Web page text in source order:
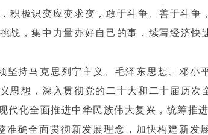
积极识变应变求变，敢于斗争、善于斗争
战，集中力量办好自己的事，续写经济快
坚持马克思列宁主义、毛泽东思想、邓小
思想，深入贯彻党的二十大和二十届历次
化全面推进中华民族伟大复兴，统筹推
确全面贯彻新发展理念，加快构建新发